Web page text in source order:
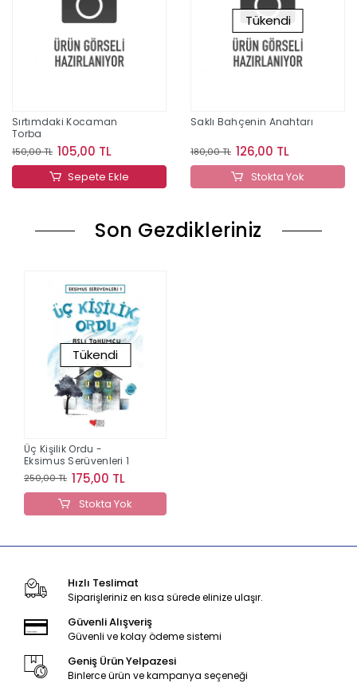
Sırtımdaki Kocaman
Torba
150,00 TL 105,00 TL
Sepete Ekle
Tükendi
Saklı Bahçenin Anahtarı
180,00 TL 126,00 TL
Stokta Yok
Son Gezdikleriniz
Tükendi
Üç Kişilik Ordu -
Eksimus Serüvenleri 1
250,00 TL 175,00 TL
Stokta Yok
Hızlı Teslimat
Siparişleriniz en kısa sürede elinize ulaşır.
Güvenli Alışveriş
Güvenli ve kolay ödeme sistemi
Geniş Ürün Yelpazesi
Binlerce ürün ve kampanya seçeneği